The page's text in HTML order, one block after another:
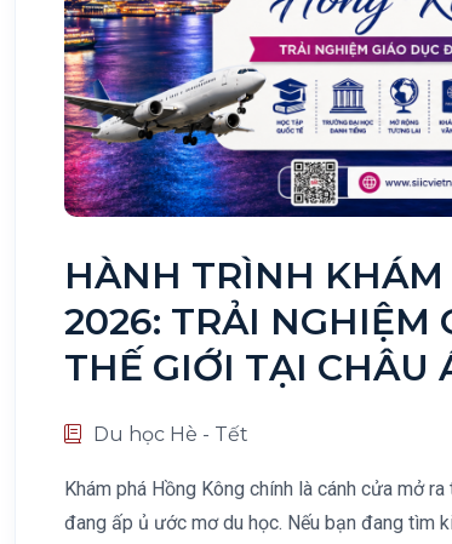
HÀNH TRÌNH
2026: TRẢI NGHIỆM
THẾ GIỚI TẠI CHÂU
Du học Hè - Tết
Khám phá Hồng Kông chính là cánh cửa mở
đang ấp ủ ước mơ du học. Nếu bạn đang tìm